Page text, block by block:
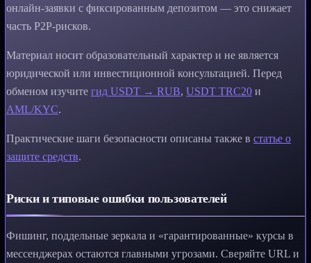
онлайн-заявки с фиксированным депозитом — это снижает
часть P2P-рисков.
Материал носит образовательный характер и не является
юридической или инвестиционной консультацией. Перед
обменом изучите гид USDT → RUB, USDT TRC20 и
AML/KYC.
Практические шаги безопасности описаны также в статье о
защите средств.
Риски и типовые ошибки пользователей
Фишинг, поддельные зеркала и «гарантированные» курсы в
мессенджерах остаются главными угрозами. Сверяйте URL и